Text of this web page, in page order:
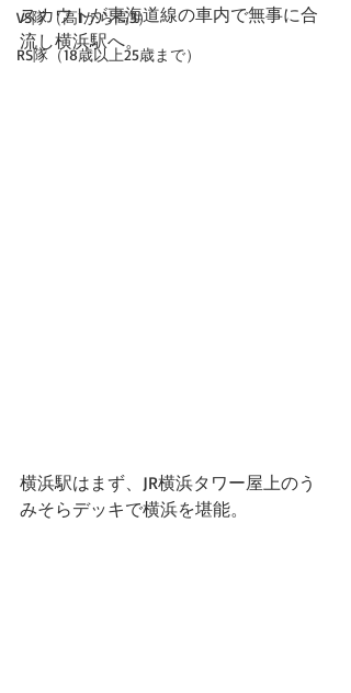
VS隊（高1から高3）
RS隊（18歳以上25歳まで）
スカウトが東海道線の車内で無事に合
流し横浜駅へ。
横浜駅はまず、JR横浜タワー屋上のう
みそらデッキで横浜を堪能。